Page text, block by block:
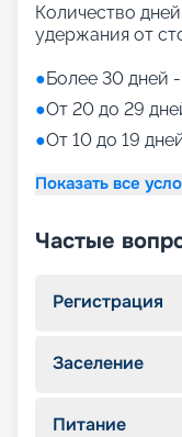
Количество
удержания от
●Более 30 дней
●От 20 до 29
●От 10 до 19
Показать все
Частые
Регистрация
Заселение
Питание